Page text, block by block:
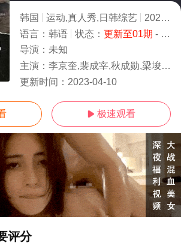
韩国 运动,真人秀,日韩综艺 2023
语言： 韩语 状态： 更新至01期 - 免费在线观看
导演： 未知
主演： 李京奎,裴成宰,秋成勋,梁埈赫,文景垠,???,???,金岷秀
更新时间： 2023-04-10
 极速观看
评分